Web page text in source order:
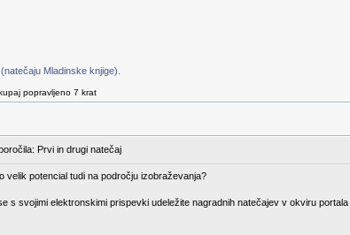
Mladinske knjige).
popravljeno 7 krat
Prvi in drugi natečaj
velik potencial tudi na področju izobraževanja?
s svojimi elektronskimi prispevki udeležite nagradnih natečajev v okviru portala